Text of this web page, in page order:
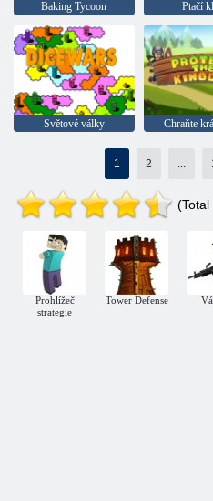
Baking Tycoon Ptačí
Světové války Chraňte
1 2
(Total
Prohlížeč
strategie
Tower Defense